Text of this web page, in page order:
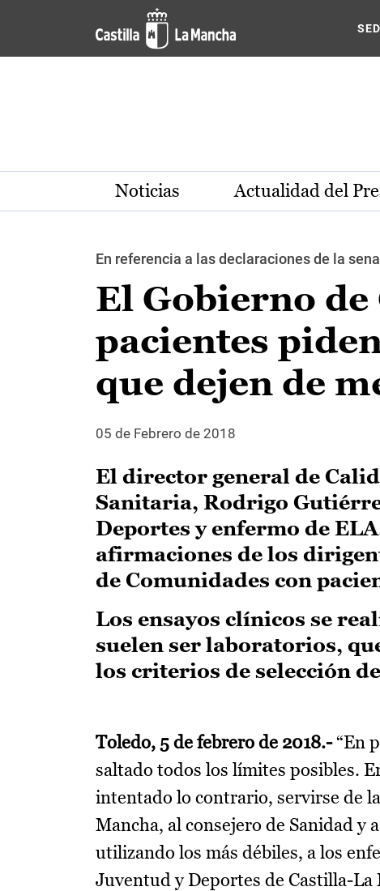
Pasar al contenido principal
Noticias Actualidad del
En referencia a las declaraciones de la
El Gobierno
pacientes
que dejen de
05 de Febrero de 2018
El director general de
Sanitaria, Rodrigo
Deportes y enfermo de
afirmaciones de los
de Comunidades con
Los ensayos clínicos se
suelen ser laboratorios,
los criterios de selección
Toledo, 5 de febrero de 2018.-“En
saltado todos los límites posibles.
intentado lo contrario, servirse de
Mancha, al consejero de Sanidad y
utilizando los más débiles, a los
Juventud y Deportes de Castilla-La